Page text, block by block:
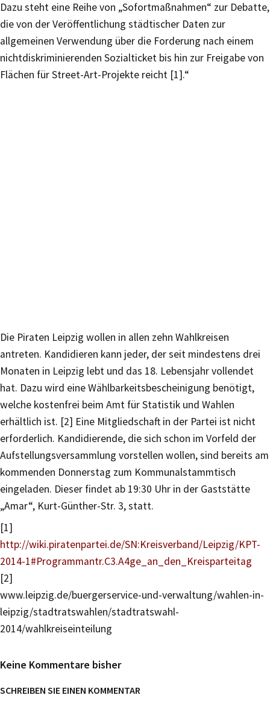
Dazu steht eine Reihe von „Sofortmaßnahmen“ zur Debatte,
die von der Veröffentlichung städtischer Daten zur
allgemeinen Verwendung über die Forderung nach einem
nichtdiskriminierenden Sozialticket bis hin zur Freigabe von
Flächen für Street-Art-Projekte reicht [1].“
Die Piraten Leipzig wollen in allen zehn Wahlkreisen
antreten. Kandidieren kann jeder, der seit mindestens drei
Monaten in Leipzig lebt und das 18. Lebensjahr vollendet
hat. Dazu wird eine Wählbarkeitsbescheinigung benötigt,
welche kostenfrei beim Amt für Statistik und Wahlen
erhältlich ist. [2] Eine Mitgliedschaft in der Partei ist nicht
erforderlich. Kandidierende, die sich schon im Vorfeld der
Aufstellungsversammlung vorstellen wollen, sind bereits am
kommenden Donnerstag zum Kommunalstammtisch
eingeladen. Dieser findet ab 19:30 Uhr in der Gaststätte
„Amar“, Kurt-Günther-Str. 3, statt.
[1]
http://wiki.piratenpartei.de/SN:Kreisverband/Leipzig/KPT-
2014-1#Programmantr.C3.A4ge_an_den_Kreisparteitag
[2]
www.leipzig.de/buergerservice-und-verwaltung/wahlen-in-
leipzig/stadtratswahlen/stadtratswahl-
2014/wahlkreiseinteilung
Keine Kommentare bisher
SCHREIBEN SIE EINEN KOMMENTAR